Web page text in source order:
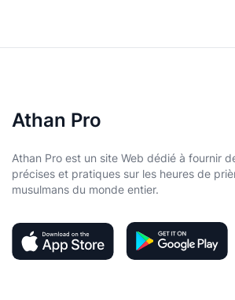
Athan Pro
Athan Pro est un site Web dédié à fournir
précises et pratiques sur les heures de
musulmans du monde entier.